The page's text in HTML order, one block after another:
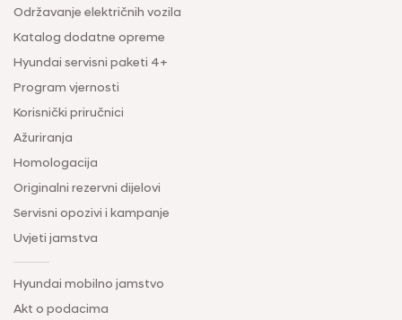
Održavanje električnih vozila
Katalog dodatne opreme
Hyundai servisni paketi 4+
Program vjernosti
Korisnički priručnici
Ažuriranja
Homologacija
Originalni rezervni dijelovi
Servisni opozivi i kampanje
Uvjeti jamstva
Hyundai mobilno jamstvo
Akt o podacima